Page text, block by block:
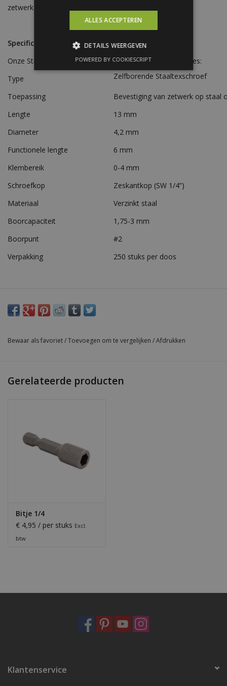
zetwerk of de beplating.
Specificaties
Onze Staaltex-schroeven hebben de volgende specificaties:
Type
Zelfborende Staaltexschroef
Toepassing
Bevestiging van zetwerk op staal
Lengte
13 mm
Diameter
4,2 mm
Functionele lengte
6 mm
Klembereik
0-4 mm
Schroefkop
Zeskantkop (SW 1/4”)
Materiaal
Verzinkt staal
Boorcapaciteit
1,75-3 mm
Boorpunt
#2
Verpakking
250 stuks per doos
Bewaar als favoriet/Toevoegen om te vergelijken /Afdrukken
Gerelateerde producten
Bitje 1/4
€ 4,95 / per stuks Excl.
btw
Klantenservice
ALLES ACCEPTEREN
DETAILS WEERGEVEN
POWERED BY COOKIESCRIPT